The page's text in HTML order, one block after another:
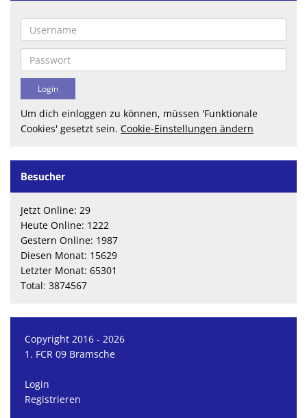
Um dich einloggen zu können, müssen 'Funktionale
Cookies' gesetzt sein. Cookie-Einstellungen ändern
Besucher
Jetzt Online: 29
Heute Online: 1222
Gestern Online: 1987
Diesen Monat: 15629
Letzter Monat: 65301
Total: 3874567
Copyright 2016 - 2026
1. FCR 09 Bramsche
Login
Registrieren